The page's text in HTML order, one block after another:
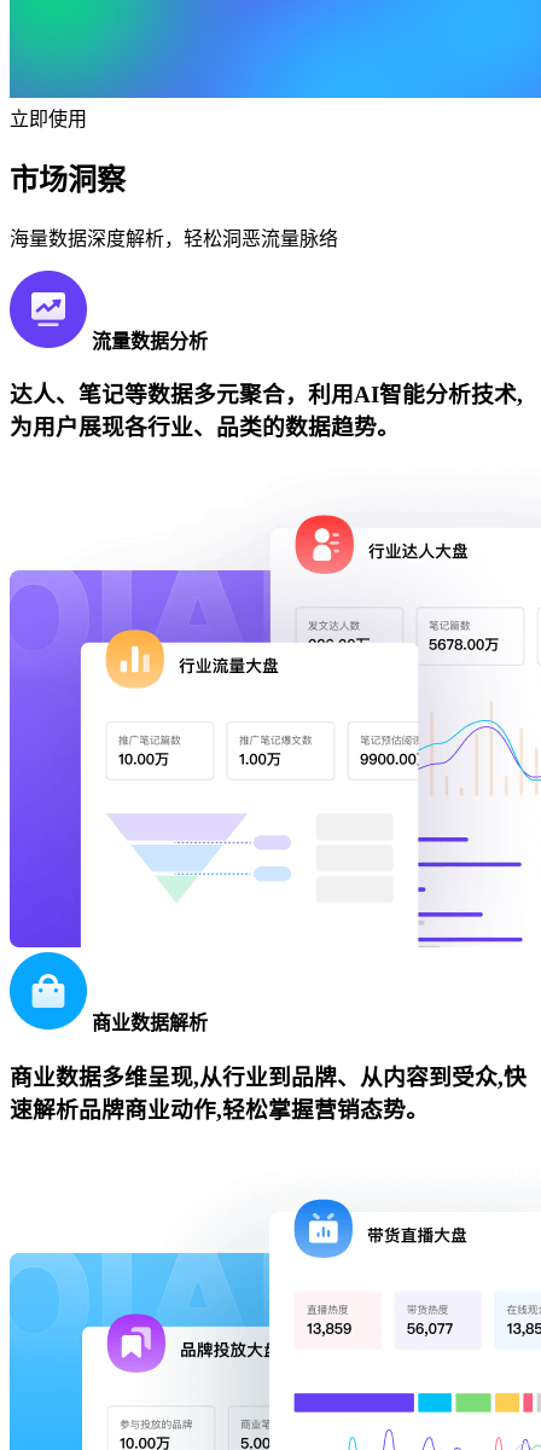
立即使用
市场洞察
海量数据深度解析，轻松洞恶流量脉络
流量数据分析
达人、笔记等数据多元聚合，利用AI智能分析技术,
为用户展现各行业、品类的数据趋势。
商业数据解析
商业数据多维呈现,从行业到品牌、从内容到受众,快
速解析品牌商业动作,轻松掌握营销态势。